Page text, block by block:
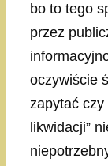
bo to tego
przez
oczywiście
zapytać czy
likwidacji”